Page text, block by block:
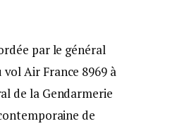
par le général
Air France 8969 à
de la Gendarmerie
de